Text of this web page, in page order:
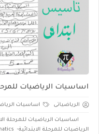
اساسيات الرياضيات
الرياضياتى اساسيات
اساسيات الرياضيات للمرحلة
الرياضيات للمرحلة الابتدائية- Mathematics للمرحلة الابتدائية من...